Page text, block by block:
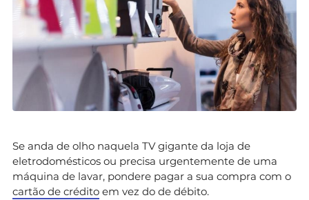
Se anda de olho naquela TV gigante da loja de
eletrodomésticos ou precisa urgentemente de uma
máquina de lavar, pondere pagar a sua compra com o
cartão de crédito em vez do de débito.